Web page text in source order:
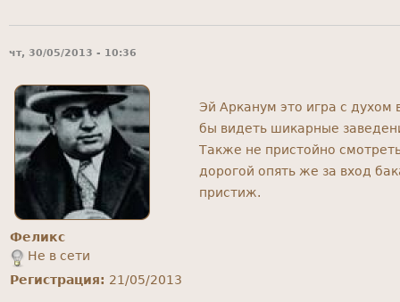
чт, 30/05/2013 - 10:36
Феликс
Не в сети
Регистрация: 21/05/2013
Эй Арканум это игра с
бы видеть шикарные
Также не пристойно
дорогой опять же за вход
пристиж.